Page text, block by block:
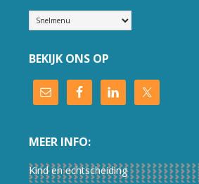
BEKIJK ONS OP
MEER INFO:
Kind en echtscheiding